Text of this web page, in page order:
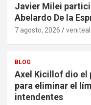
Javier Milei
Abelardo De la
7 agosto, 2026
BLOG
Axel Kicillof dio el
para eliminar el
intendentes